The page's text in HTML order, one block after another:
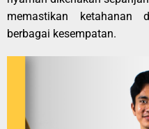
memastikan ketahanan
berbagai kesempatan.